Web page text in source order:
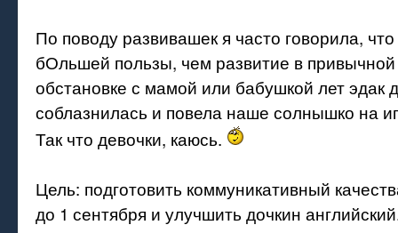
По поводу развивашек я часто говорила,
бОльшей пользы, чем развитие в
обстановке с мамой или бабушкой лет эдак
соблазнилась и повела наше солнышко на
Так что девочки, каюсь.
Цель: подготовить коммуникативный
до 1 сентября и улучшить дочкин